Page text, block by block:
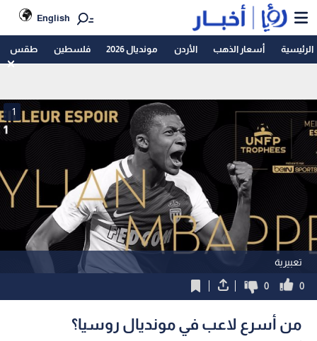
English
الرئيسية أسعار الذهب الأردن مونديال 2026 فلسطين طقس
تعبيرية
1
0
0
من أسرع لاعب في مونديال روسيا؟